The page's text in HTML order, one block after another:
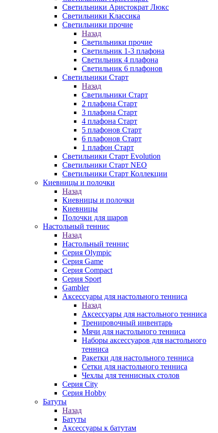
Светильники Аристократ Люкс
Светильники Классика
Светильники прочие
Назад
Светильники прочие
Светильник 1-3 плафона
Светильник 4 плафона
Светильник 6 плафонов
Светильники Старт
Назад
Светильники Старт
2 плафона Старт
3 плафона Старт
4 плафона Старт
5 плафонов Старт
6 плафонов Старт
1 плафон Старт
Светильники Старт Evolution
Светильники Старт NEO
Светильники Старт Коллекции
Киевницы и полочки
Назад
Киевницы и полочки
Киевницы
Полочки для шаров
Настольный теннис
Назад
Настольный теннис
Серия Olympic
Серия Game
Серия Compact
Серия Sport
Gambler
Аксессуары для настольного тенниса
Назад
Аксессуары для настольного тенниса
Тренировочный инвентарь
Мячи для настольного тенниса
Наборы аксессуаров для настольного
тенниса
Ракетки для настольного тенниса
Сетки для настольного тенниса
Чехлы для теннисных столов
Серия City
Серия Hobby
Батуты
Назад
Батуты
Аксессуары к батутам